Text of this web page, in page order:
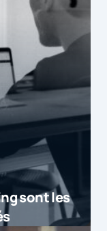
sont les